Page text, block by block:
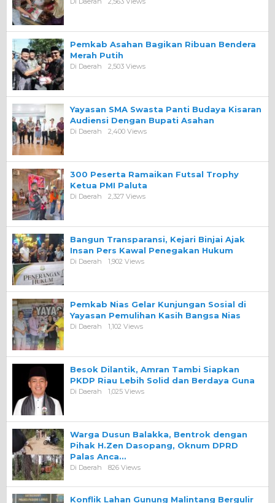
Pemkab Asahan Bagikan Ribuan Bendera
Merah Putih
Di Daerah 2,503 Views
Yayasan SMA Swasta Panti Budaya Kisaran
Audiensi Dengan Bupati Asahan
Di Daerah 2,400 Views
300 Peserta Ramaikan Futsal Trophy
Ketua PMI Paluta
Di Daerah 2,327 Views
Bangun Transparansi, Kejari Binjai Ajak
Insan Pers Kawal Penegakan Hukum
Di Daerah 1,902 Views
Pemkab Nias Gelar Kunjungan Sosial di
Yayasan Pemulihan Kasih Bangsa Nias
Di Daerah 1,102 Views
Besok Dilantik, Amran Tambi Siapkan
PKDP Riau Lebih Solid dan Berdaya Guna
Di Daerah 1,025 Views
Warga Dusun Balakka, Bentrok dengan
Pihak H.Zen Dasopang, Oknum DPRD
Palas Anca…
Di Daerah 826 Views
Konflik Lahan Gunung Malintang Bergulir